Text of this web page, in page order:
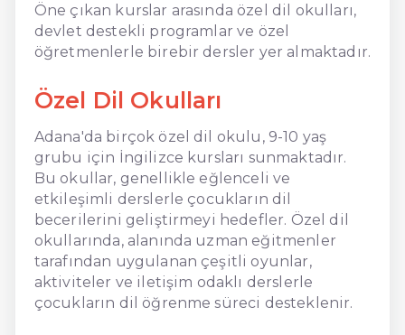
Öne çıkan kurslar arasında özel dil okulları,
devlet destekli programlar ve özel
öğretmenlerle birebir dersler yer almaktadır.
Özel Dil Okulları
Adana'da birçok özel dil okulu, 9-10 yaş
grubu için İngilizce kursları sunmaktadır.
Bu okullar, genellikle eğlenceli ve
etkileşimli derslerle çocukların dil
becerilerini geliştirmeyi hedefler. Özel dil
okullarında, alanında uzman eğitmenler
tarafından uygulanan çeşitli oyunlar,
aktiviteler ve iletişim odaklı derslerle
çocukların dil öğrenme süreci desteklenir.